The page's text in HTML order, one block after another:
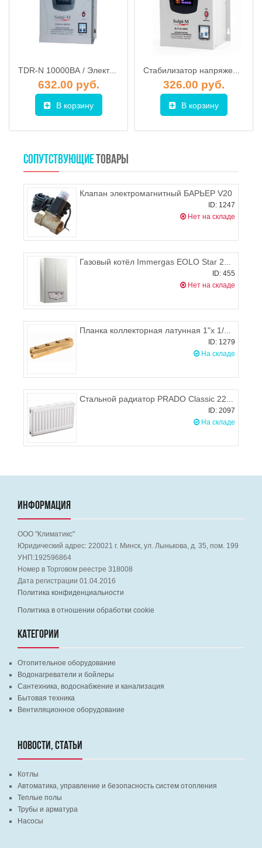
TDR-N 10000ВА / Электронно-релейный стабилизатор напряжения, SOLPI-M
632.00 руб.
В корзину
Стабилизатор напряжения Solpi-M SLP-N 3000BA
326.00 руб.
В корзину
СОПУТСТВУЮЩИЕ ТОВАРЫ
Клапан электромагнитный БАРЬЕР V20
ID: 1247
Нет на складе
Газовый котёл Immergas EOLO Star 24 3R (в комплекте) (ДВУХКОНТУРНЫЙ, ТУРБИРОВАННЫЙ)
ID: 455
Нет на складе
Планка коллекторная латунная 1"х 1/2 4 выхода, ProFactor PFMF258.4
ID: 1279
На складе
Стальной радиатор PRADO Classic 22 300х500 (боковое подключение), 485-682 Вт
ID: 2097
На складе
ИНФОРМАЦИЯ
ООО "Климатикс"
Юридический адрес: 220021 г. Минск, ул. Лынькова, д. 35, пом. 199
УНП:192596864
Номер в Торговом реестре 318008
Дата регистрации 01.04.2016
Политика конфиденциальности
Политика в отношении обработки cookie
КАТЕГОРИИ
Отопительное оборудование
Водонагреватели и бойлеры
Сантехника, водоснабжение и канализация
Бытовая техника
Вентиляционное оборудование
НОВОСТИ, СТАТЬИ
Котлы
Автоматика, управление и безопасность систем отопления
Теплые полы
Трубы и арматура
Насосы